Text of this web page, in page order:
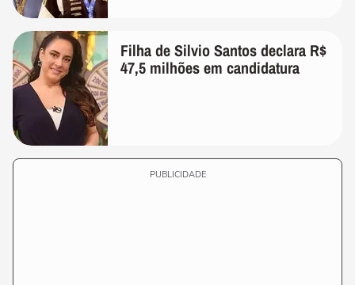
Filha de Silvio Santos declara R$
47,5 milhões em candidatura
PUBLICIDADE